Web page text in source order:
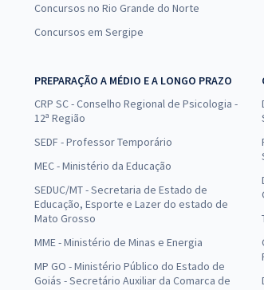
Concursos no Rio Grande do Norte
Concursos em Sergipe
PREPARAÇÃO A MÉDIO E A LONGO PRAZO
CRP SC - Conselho Regional de Psicologia -
12ª Região
SEDF - Professor Temporário
MEC - Ministério da Educação
SEDUC/MT - Secretaria de Estado de
Educação, Esporte e Lazer do estado de
Mato Grosso
MME - Ministério de Minas e Energia
MP GO - Ministério Público do Estado de
Goiás - Secretário Auxiliar da Comarca de